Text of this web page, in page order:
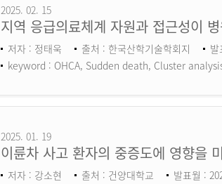
2025. 02. 15
지역 응급의료체계 자원과 접근성이
저자 : 정태욱 출처 : 한국산학기술학회지
keyword : OHCA, Sudden death, Cluster
2025. 01. 19
이륜차 사고 환자의 중증도에 영향을
저자 : 강소현 출처 : 건양대학교 발표월 :